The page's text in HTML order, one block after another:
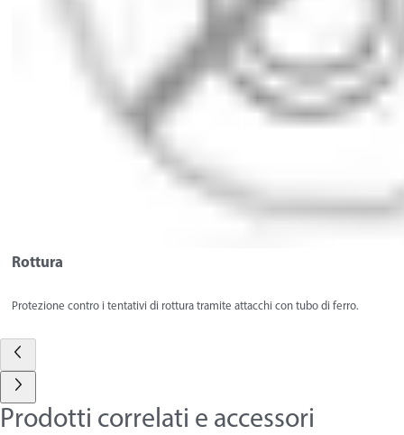
Rottura
Protezione contro i tentativi di rottura tramite attacchi con tubo di ferro.
Prodotti correlati e accessori